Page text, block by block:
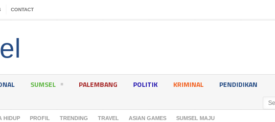
CONTACT
SUMSEL PALEMBANG POLITIK KRIMINAL PENDIDIKAN
HIDUP PROFIL TRENDING TRAVEL ASIAN GAMES SUMSEL MAJU